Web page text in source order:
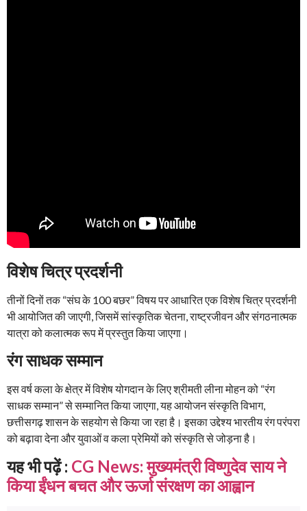
विशेष चित्र प्रदर्शनी
तीनों दिनों तक “संघ के 100 बछर” विषय पर आधारित एक विशेष चित्र प्रदर्शनी
भी आयोजित की जाएगी, जिसमें सांस्कृतिक चेतना, राष्ट्रजीवन और संगठनात्मक
यात्रा को कलात्मक रूप में प्रस्तुत किया जाएगा।
रंग साधक सम्मान
इस वर्ष कला के क्षेत्र में विशेष योगदान के लिए श्रीमती लीना मोहन को “रंग
साधक सम्मान” से सम्मानित किया जाएगा, यह आयोजन संस्कृति विभाग,
छत्तीसगढ़ शासन के सहयोग से किया जा रहा है। इसका उद्देश्य भारतीय रंग परंपरा
को बढ़ावा देना और युवाओं व कला प्रेमियों को संस्कृति से जोड़ना है।
यह भी पढ़ें : CG News: मुख्यमंत्री विष्णुदेव साय ने
किया ईंधन बचत और ऊर्जा संरक्षण का आह्वान